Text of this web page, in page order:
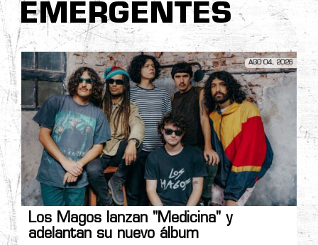
EMERGENTES
AGO 04, 2026
Los Magos lanzan "Medicina" y
adelantan su nuevo álbum